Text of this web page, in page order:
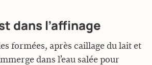
dans l’affinage
formées, après caillage du lait et
dans l’eau salée pour